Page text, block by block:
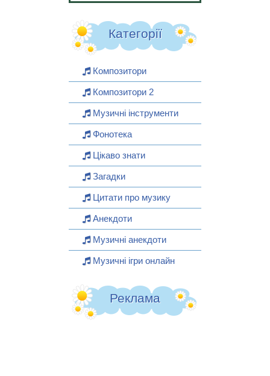
Категорії
Композитори
Композитори 2
Музичні інструменти
Фонотека
Цікаво знати
Загадки
Цитати про музику
Анекдоти
Музичні анекдоти
Музичні ігри онлайн
Реклама